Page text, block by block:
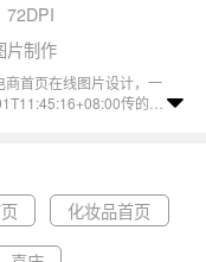
72DPI
片制作
首页在线图片设计，一
, 618首页等优质图片
化妆品首页